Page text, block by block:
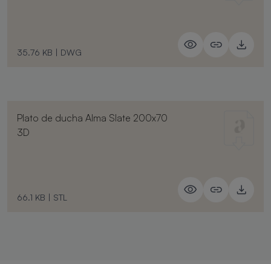
35.76 KB | DWG
Plato de ducha Alma Slate 200x70
3D
66.1 KB | STL